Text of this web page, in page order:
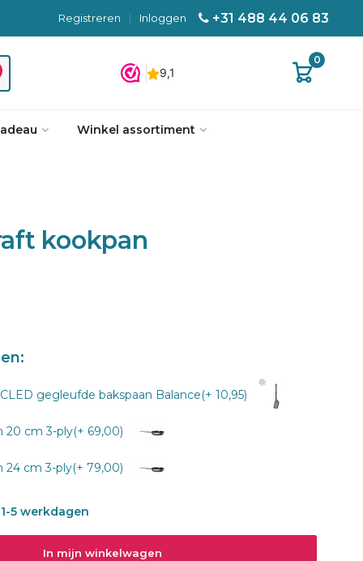
+31 488 44 06 83
Inloggen
|
Registreren
0
Winkel assortiment
kookpan
gegleufde bakspaan Balance(+ 10,95)
20 cm 3-ply(+ 69,00)
24 cm 3-ply(+ 79,00)
5 werkdagen
In mijn winkelwagen